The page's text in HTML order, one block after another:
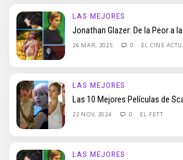
LAS MEJORES
Jonathan Glazer: De la Peor a
26 MAR, 2025 0 EL CINE
LAS MEJORES
Las 10 Mejores Películas de
22 NOV, 2024 0 EL FETT
LAS MEJORES